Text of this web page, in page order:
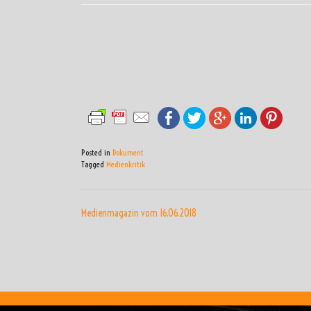
Posted in Dokument
Tagged Medienkritik
Medienmagazin vom 16.06.2018